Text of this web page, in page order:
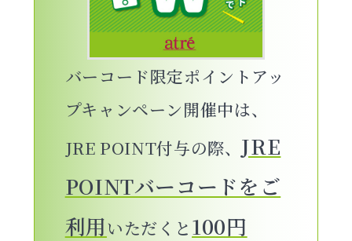
バーコード限定ポイントアッ
プキャンペーン開催中は、
JRE POINT付与の際、 JRE
POINTバーコードをご
利用いただくと 100円